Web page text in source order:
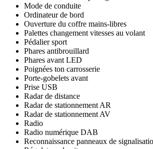
Mode de conduite
Ordinateur de bord
Ouverture du coffre mains-libres
Palettes changement vitesses au volant
Pédalier sport
Phares antibrouillard
Phares avant LED
Poignées ton carrosserie
Porte-gobelets avant
Prise USB
Radar de distance
Radar de stationnement AR
Radar de stationnement AV
Radio
Radio numérique DAB
Reconnaissance panneaux de